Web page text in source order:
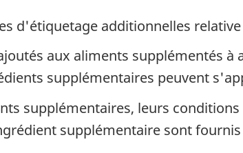
d'étiquetage additionnelles
aux aliments supplémentés à
supplémentaires peuvent
supplémentaires, leurs
supplémentaire sont fournis